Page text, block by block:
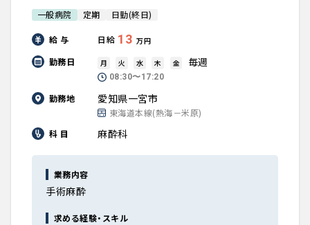
一般病院 定期 日勤(終日)
給 与 日給 13 万円
勤務日 月 火 水 木 金 毎週
08:30〜17:20
勤務地 愛知県一宮市
東海道本線(熱海－米原)
科 目
麻酔科
業務内容
手術麻酔
求める経験・スキル